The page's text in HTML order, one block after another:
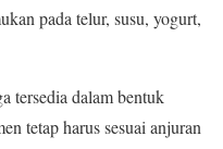
pada telur, susu, yogurt,
tersedia dalam bentuk
tetap harus sesuai anjuran